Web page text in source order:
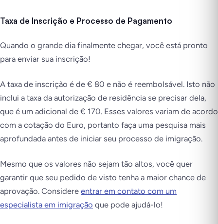
Taxa de Inscrição e Processo de Pagamento
Quando o grande dia finalmente chegar, você está pronto
para enviar sua inscrição!
A taxa de inscrição é de € 80 e não é reembolsável. Isto não
inclui a taxa da autorização de residência se precisar dela,
que é um adicional de € 170. Esses valores variam de acordo
com a cotação do Euro, portanto faça uma pesquisa mais
aprofundada antes de iniciar seu processo de imigração.
Mesmo que os valores não sejam tão altos, você quer
garantir que seu pedido de visto tenha a maior chance de
aprovação. Considere entrar em contato com um
especialista em imigração que pode ajudá-lo!